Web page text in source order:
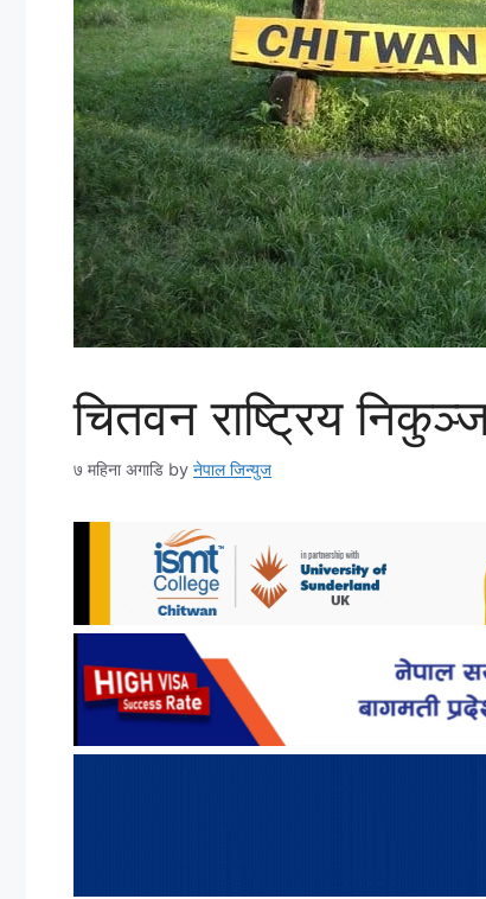
चितवन राष्ट्रिय
७ महिना अगाडि by नेपाल जिन्युज